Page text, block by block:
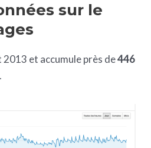
sur le
2013 et accumule près de446
.